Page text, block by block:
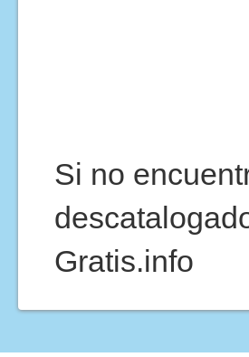
Si no
Gratis.info